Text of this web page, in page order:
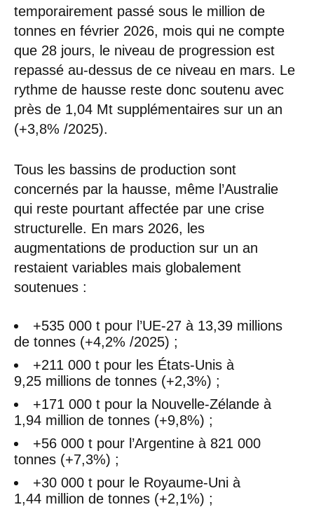
temporairement passé sous le million de
tonnes en février 2026, mois qui ne compte
que 28 jours, le niveau de progression est
repassé au-dessus de ce niveau en mars. Le
rythme de hausse reste donc soutenu avec
près de 1,04 Mt supplémentaires sur un an
(+3,8% /2025).
Tous les bassins de production sont
concernés par la hausse, même l’Australie
qui reste pourtant affectée par une crise
structurelle. En mars 2026, les
augmentations de production sur un an
restaient variables mais globalement
soutenues :
+535 000 t pour l’UE-27 à 13,39 millions
de tonnes (+4,2% /2025) ;
+211 000 t pour les États-Unis à
9,25 millions de tonnes (+2,3%) ;
+171 000 t pour la Nouvelle-Zélande à
1,94 million de tonnes (+9,8%) ;
+56 000 t pour l’Argentine à 821 000
tonnes (+7,3%) ;
+30 000 t pour le Royaume-Uni à
1,44 million de tonnes (+2,1%) ;